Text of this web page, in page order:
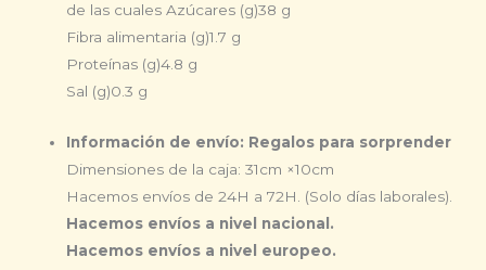
de las cuales Azúcares (g)38 g
Fibra alimentaria (g)1.7 g
Proteínas (g)4.8 g
Sal (g)0.3 g
Información de envío: Regalos para sorprender
Dimensiones de la caja: 31cm ×10cm
Hacemos envíos de 24H a 72H. (Solo días laborales).
Hacemos envíos a nivel nacional.
Hacemos envíos a nivel europeo.